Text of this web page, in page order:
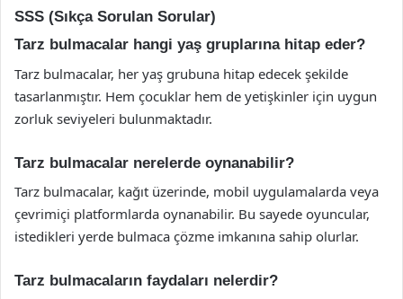
SSS (Sıkça Sorulan Sorular)
Tarz bulmacalar hangi yaş gruplarına hitap eder?
Tarz bulmacalar, her yaş grubuna hitap edecek şekilde
tasarlanmıştır. Hem çocuklar hem de yetişkinler için uygun
zorluk seviyeleri bulunmaktadır.
Tarz bulmacalar nerelerde oynanabilir?
Tarz bulmacalar, kağıt üzerinde, mobil uygulamalarda veya
çevrimiçi platformlarda oynanabilir. Bu sayede oyuncular,
istedikleri yerde bulmaca çözme imkanına sahip olurlar.
Tarz bulmacaların faydaları nelerdir?